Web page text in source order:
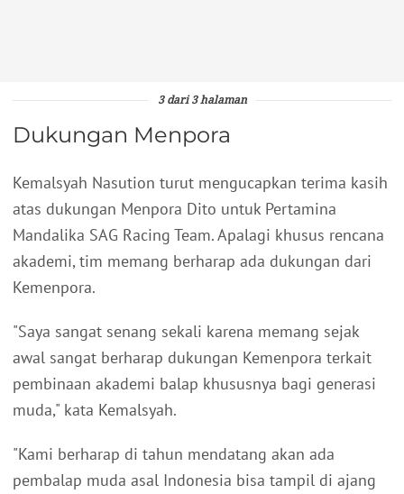
3 dari 3 halaman
Dukungan Menpora
Kemalsyah Nasution turut mengucapkan terima kasih
atas dukungan Menpora Dito untuk Pertamina
Mandalika SAG Racing Team. Apalagi khusus rencana
akademi, tim memang berharap ada dukungan dari
Kemenpora.
"Saya sangat senang sekali karena memang sejak
awal sangat berharap dukungan Kemenpora terkait
pembinaan akademi balap khususnya bagi generasi
muda," kata Kemalsyah.
"Kami berharap di tahun mendatang akan ada
pembalap muda asal Indonesia bisa tampil di ajang